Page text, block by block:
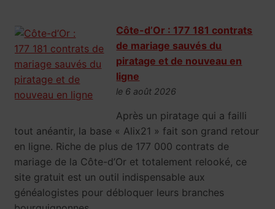
Côte-d’Or : 177 181 contrats
de mariage sauvés du
piratage et de nouveau en
ligne
le 6 août 2026
Après un piratage qui a failli
tout anéantir, la base « Alix21 » fait son grand retour
en ligne. Riche de plus de 177 000 contrats de
mariage de la Côte-d’Or et totalement relooké, ce
site gratuit est un outil indispensable aux
généalogistes pour débloquer leurs branches